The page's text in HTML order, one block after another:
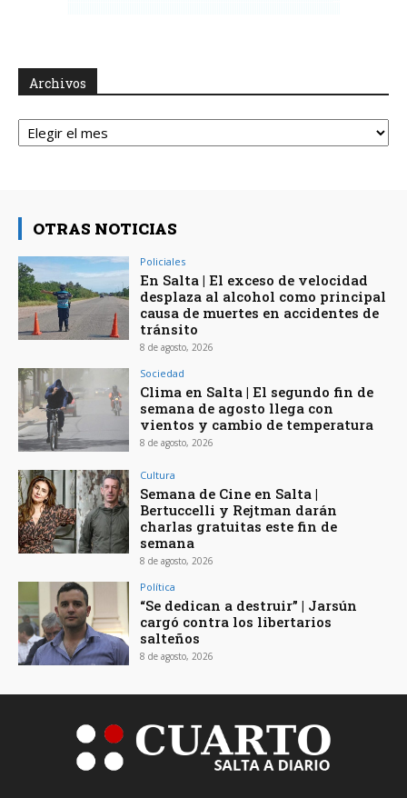
Archivos
Archivos
OTRAS NOTICIAS
Policiales
En Salta | El exceso de velocidad
desplaza al alcohol como principal
causa de muertes en accidentes de
tránsito
8 de agosto, 2026
Sociedad
Clima en Salta | El segundo fin de
semana de agosto llega con
vientos y cambio de temperatura
8 de agosto, 2026
Cultura
Semana de Cine en Salta |
Bertuccelli y Rejtman darán
charlas gratuitas este fin de
semana
8 de agosto, 2026
Política
“Se dedican a destruir” | Jarsún
cargó contra los libertarios
salteños
8 de agosto, 2026